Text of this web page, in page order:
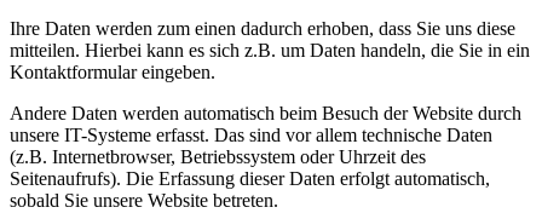
Ihre Daten werden zum einen dadurch erhoben, dass Sie uns diese
mitteilen. Hierbei kann es sich z.B. um Daten handeln, die Sie in ein
Kontaktformular eingeben.
Andere Daten werden automatisch beim Besuch der Website durch
unsere IT-Systeme erfasst. Das sind vor allem technische Daten
(z.B. Internetbrowser, Betriebssystem oder Uhrzeit des
Seitenaufrufs). Die Erfassung dieser Daten erfolgt automatisch,
sobald Sie unsere Website betreten.